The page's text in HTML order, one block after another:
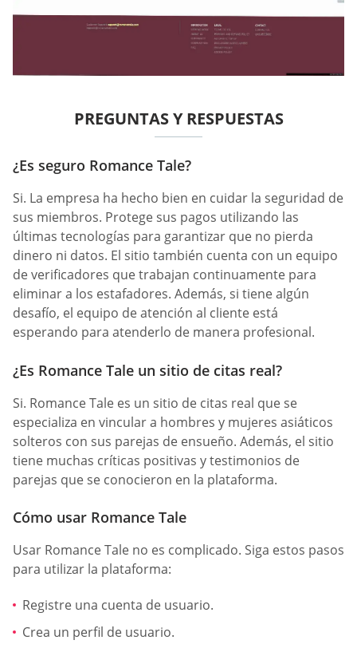
PREGUNTAS Y RESPUESTAS
¿Es seguro Romance Tale?
Si. La empresa ha hecho bien en cuidar la seguridad de
sus miembros. Protege sus pagos utilizando las
últimas tecnologías para garantizar que no pierda
dinero ni datos. El sitio también cuenta con un equipo
de verificadores que trabajan continuamente para
eliminar a los estafadores. Además, si tiene algún
desafío, el equipo de atención al cliente está
esperando para atenderlo de manera profesional.
¿Es Romance Tale un sitio de citas real?
Si. Romance Tale es un sitio de citas real que se
especializa en vincular a hombres y mujeres asiáticos
solteros con sus parejas de ensueño. Además, el sitio
tiene muchas críticas positivas y testimonios de
parejas que se conocieron en la plataforma.
Cómo usar Romance Tale
Usar Romance Tale no es complicado. Siga estos pasos
para utilizar la plataforma:
Registre una cuenta de usuario.
Crea un perfil de usuario.